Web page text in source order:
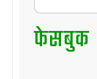
फेसबुक